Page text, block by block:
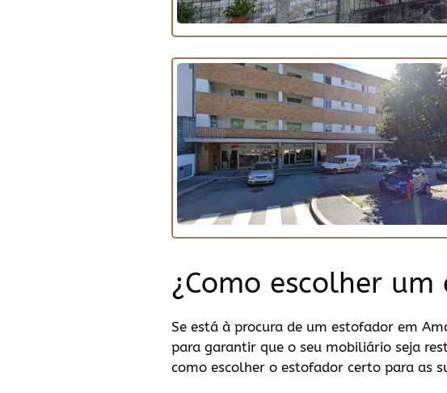
¿Como escolher
Se está à procura de um estofador em
para garantir que o seu mobiliário seja
como escolher o estofador certo para as